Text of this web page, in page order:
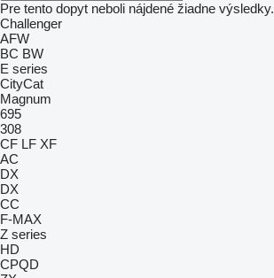
Pre tento dopyt neboli nájdené žiadne výsledky.
Challenger
AFW
BC BW
E series
CityCat
Magnum
695
308
CF LF XF
AC
DX
DX
CC
F-MAX
Z series
HD
CPQD